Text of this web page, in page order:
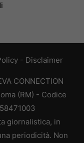
- Disclaimer
CONNECTION
(RM) - Codice
giornalistica, in
periodicità. Non